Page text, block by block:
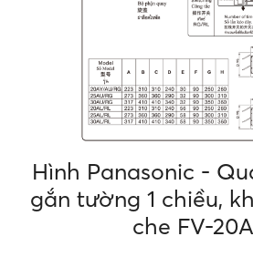
Hình Panasonic -
gắn tường 1 chiều,
che FV-